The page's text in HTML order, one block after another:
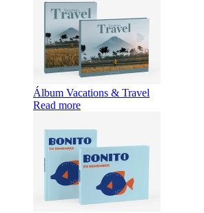
Álbum Vacations & Travel
Read more